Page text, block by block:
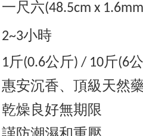
尺六(48.5cm x
小時
斤(0.6公斤) / 10斤(6
安沉香、 頂級 天然
乾燥良好無期限